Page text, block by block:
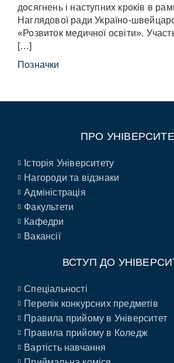
досягнень і наступних кроків в
Наглядової ради Україно-
«Розвиток медичної освіти».
[…]
Позначки
ПРО
Історія Університету
Нагороди та відзнаки
Адміністрація
Факультети
Кафедри
Вакансії
ВСТУП ДО
Спеціальності
Перелік конкурсних предметів
Правила прийому в Університет
Правила прийому в Коледж
Вартість навчання